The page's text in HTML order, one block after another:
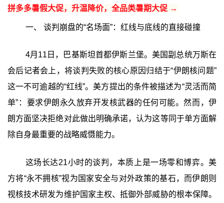
拼多多暑假大促，升温降价，全品类暑期大促 →
一、 谈判崩盘的“名场面”：红线与底线的直接碰撞
4月11日，巴基斯坦首都伊斯兰堡。美国副总统万斯在
会后记者会上，将谈判失败的核心原因归结于“伊朗核问题”
这一不可逾越的“红线”。美方提出的条件被描述为“灵活而简
单”：要求伊朗永久放弃开发核武器的任何可能。然而，伊
朗方面坚决拒绝对此做出明确承诺，认为这等同于单方面解
除自身最重要的战略威慑能力。
这场长达21小时的谈判，本质上是一场零和博弈。美
方将“永不拥核”视为国家安全与对外政策的基石，而伊朗则
视核技术研发为维护国家主权、抵御外部威胁的根本保障。